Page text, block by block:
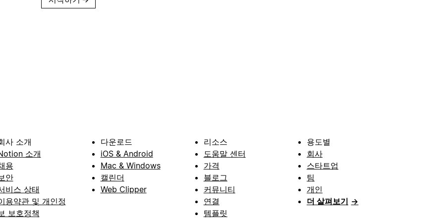
사 소개
소개
용
안
비스 상태
용약관 및 개인정
보호정책
다운로드
iOS & Android
Mac & Windows
캘린더
Web Clipper
리소스
도움말 센터
가격
블로그
커뮤니티
연결
템플릿
용도별
회사
스타트업
팀
개인
더 살펴보기 →